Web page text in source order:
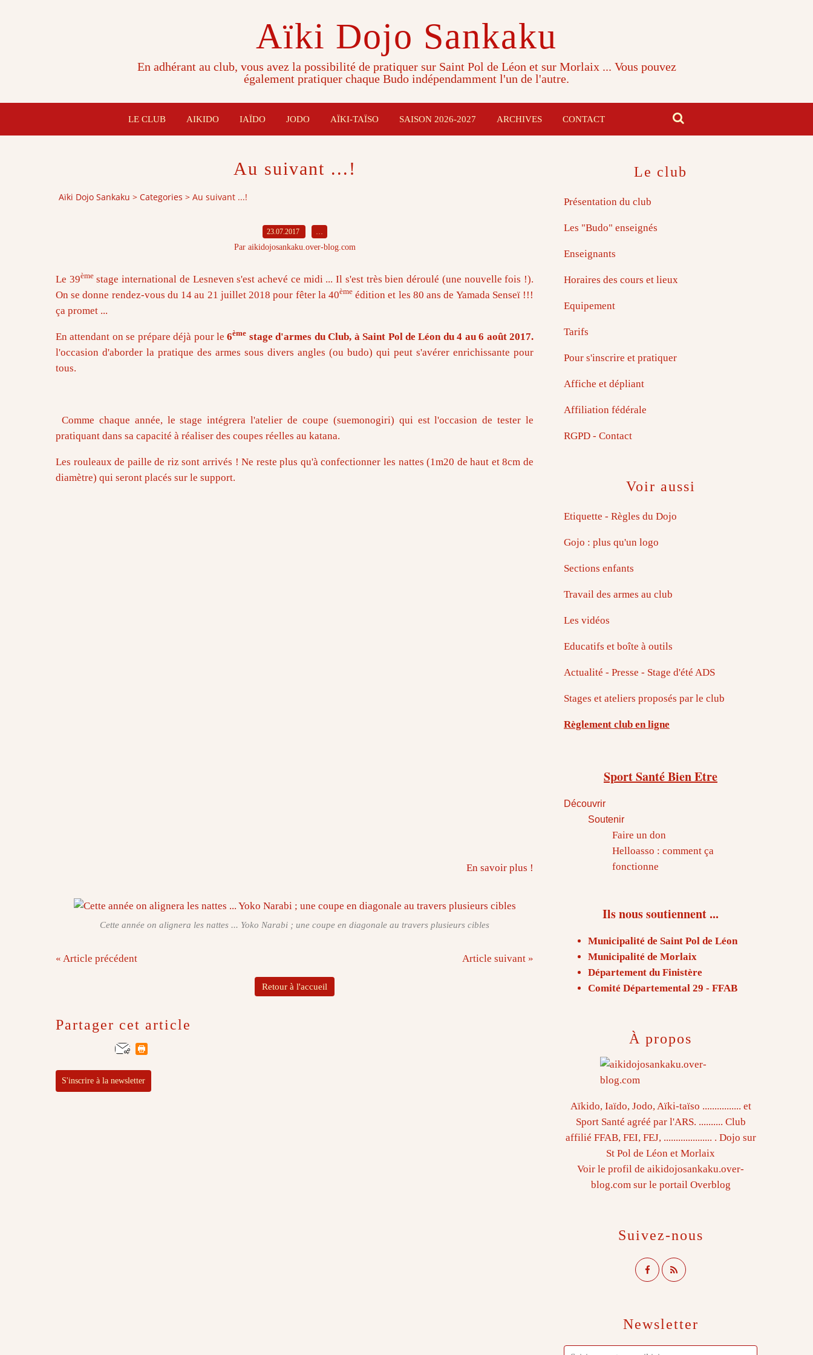
Aïki Dojo Sankaku
En adhérant au club, vous avez la possibilité de pratiquer sur Saint Pol de Léon et sur Morlaix ... Vous pouvez
également pratiquer chaque Budo indépendamment l'un de l'autre.
LE CLUB AIKIDO IAÏDO JODO AÏKI-TAÏSO SAISON 2026-2027 ARCHIVES CONTACT
Au suivant ...!
Aïki Dojo Sankaku > Categories > Au suivant ...!
23.07.2017
Par aikidojosankaku.over-blog.com
Le 39èmestage international de Lesneven s'est achevé ce midi ... Il s'est très bien déroulé (une nouvelle fois !).
On se donne rendez-vous du 14 au 21 juillet 2018 pour fêter la 40èmeédition et les 80 ans de Yamada Senseï !!!
ça promet ...
En attendant on se prépare déjà pour le6ème stage d'armes du Club, à Saint Pol de Léon du 4 au 6 août 2017.
l'occasion d'aborder la pratique des armes sous divers angles (ou budo) qui peut s'avérer enrichissante pour
tous.
Comme chaque année, le stage intégrera l'atelier de coupe (suemonogiri) qui est l'occasion de tester le
pratiquant dans sa capacité à réaliser des coupes réelles au katana.
Les rouleaux de paille de riz sont arrivés ! Ne reste plus qu'à confectionner les nattes (1m20 de haut et 8cm de
diamètre) qui seront placés sur le support.
En savoir plus !
Cette année on alignera les nattes ... Yoko Narabi ; une coupe en diagonale au travers plusieurs cibles
« Article précédent Article suivant »
Retour à l'accueil
Partager cet article
S'inscrire à la newsletter
Newsletter
Suivez-nous
À propos
Aïkido, Iaïdo, Jodo, Aïki-taïso ................ et
Sport Santé agréé par l'ARS. .......... Club
affilié FFAB, FEI, FEJ, .................... . Dojo sur
St Pol de Léon et Morlaix
Voir le profil de aikidojosankaku.over-
blog.comsur le portail Overblog
Le club
Présentation du club
Les "Budo" enseignés
Enseignants
Horaires des cours et lieux
Equipement
Tarifs
Pour s'inscrire et pratiquer
Affiche et dépliant
Affiliation fédérale
RGPD - Contact
Voir aussi
Etiquette - Règles du Dojo
Gojo : plus qu'un logo
Sections enfants
Travail des armes au club
Les vidéos
Educatifs et boîte à outils
Actualité - Presse - Stage d'été ADS
Stages et ateliers proposés par le club
Règlement club en ligne
Sport Santé Bien Etre
Découvrir
Soutenir
Faire un don
Helloasso : comment ça
fonctionne
Ils nous soutiennent ...
Municipalité de Saint Pol de Léon
Municipalité de Morlaix
Département du Finistère
Comité Départemental 29 - FFAB